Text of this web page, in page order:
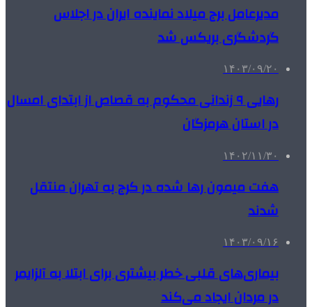
مدیرعامل برج میلاد نماینده ایران در اجلاس
گردشگری بریکس شد
۱۴۰۳/۰۹/۲۰
رهایی ۹ زندانی محکوم به قصاص از ابتدای امسال
در استان هرمزگان
۱۴۰۲/۱۱/۳۰
هفت میمون رها شده در کرج به تهران منتقل
شدند
۱۴۰۳/۰۹/۱۶
بیماری‌های قلبی خطر بیشتری برای ابتلا به آلزایمر
در مردان ایجاد می‌کند